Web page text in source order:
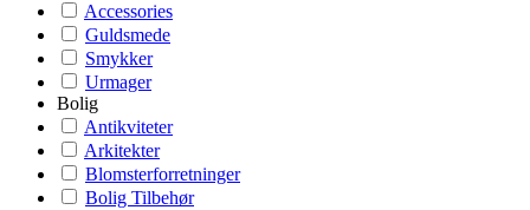
Accessories
Guldsmede
Smykker
Urmager
Bolig
Antikviteter
Arkitekter
Blomsterforretninger
Bolig Tilbehør